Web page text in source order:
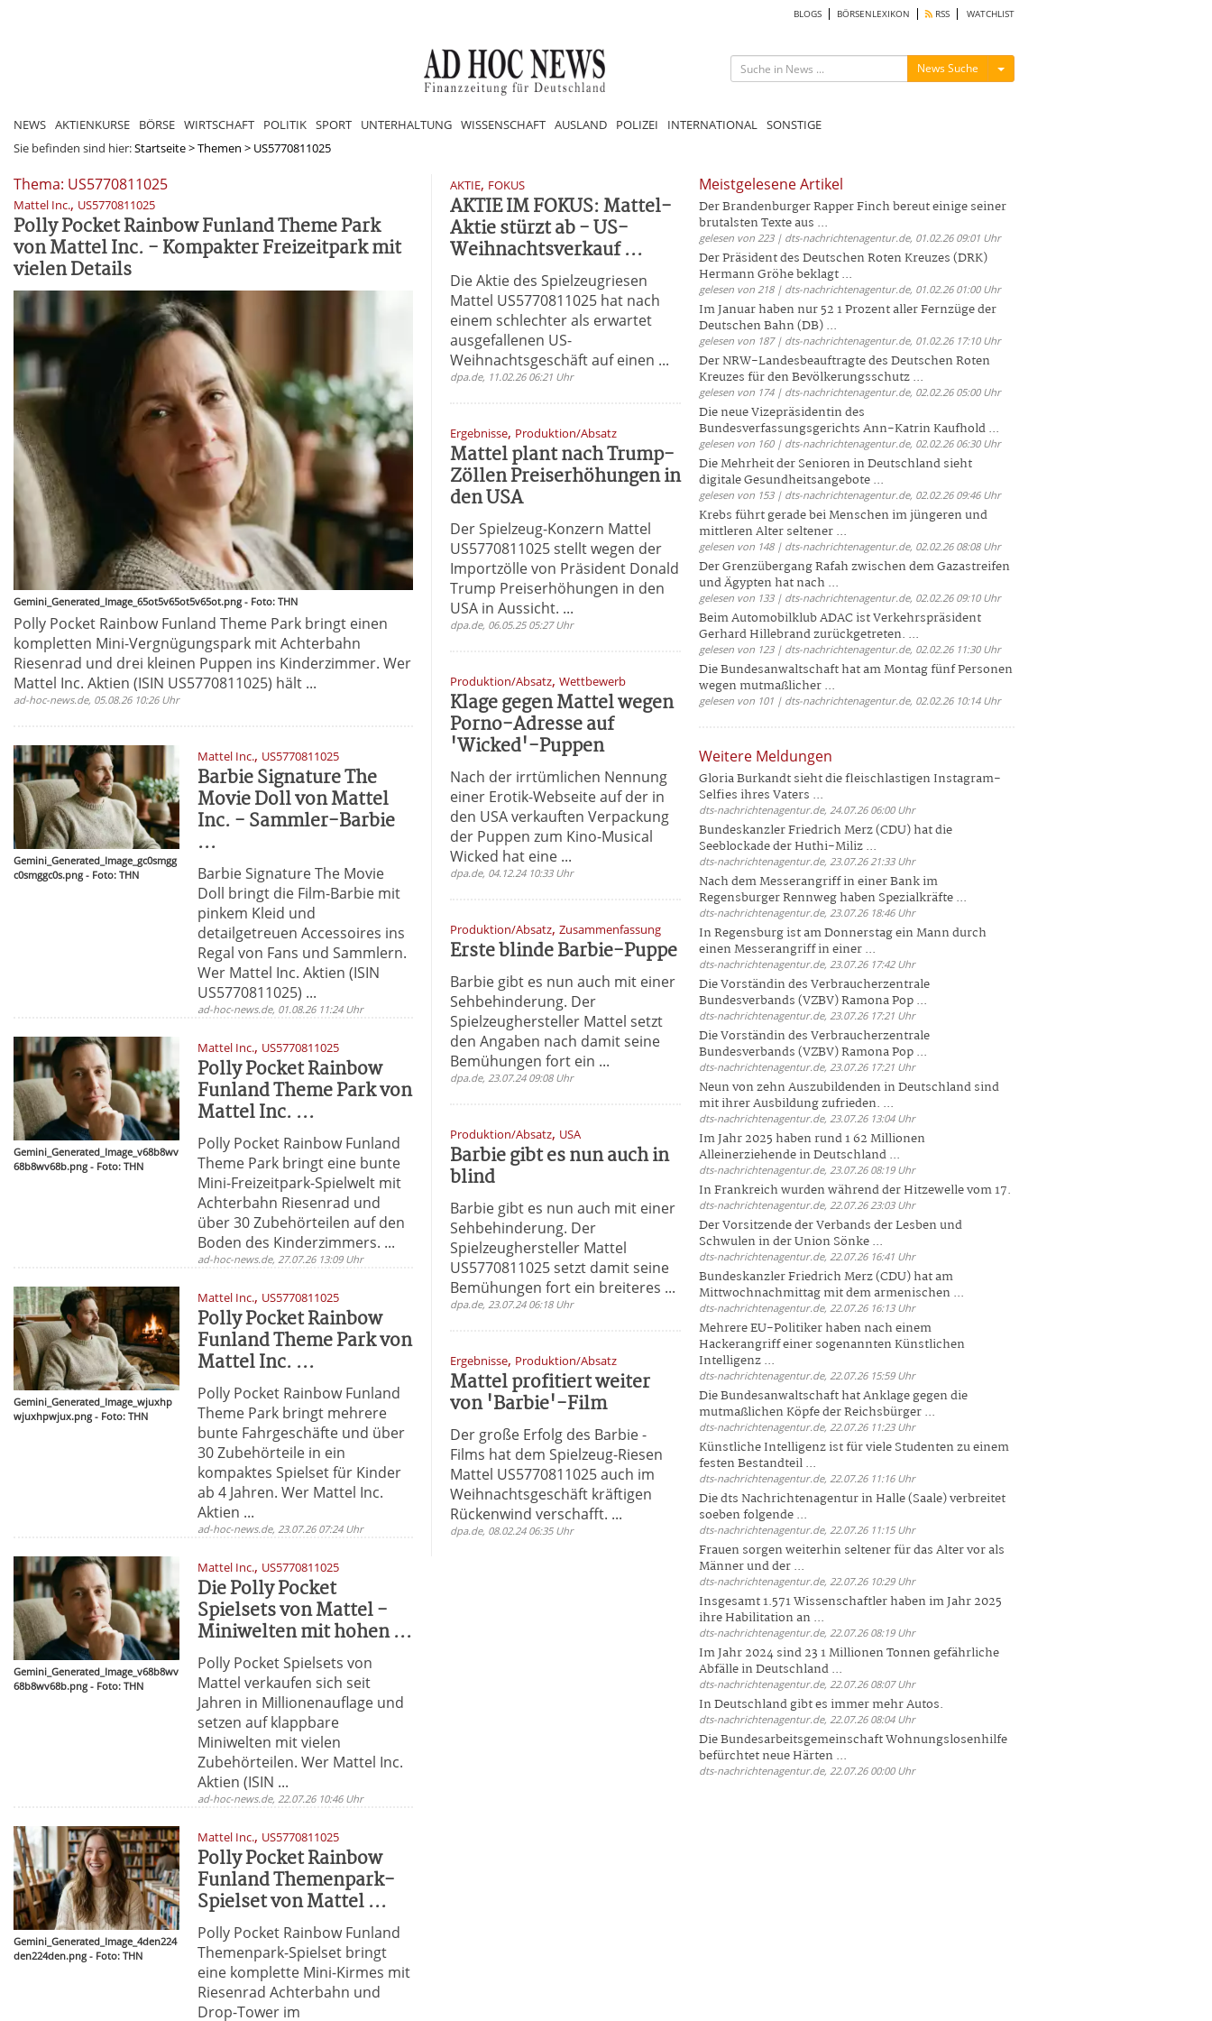
BLOGS BÖRSENLEXIKON RSS WATCHLIST
News Suche Menü ein-/ausblenden
NEWS AKTIENKURSE BÖRSE WIRTSCHAFT POLITIK SPORT UNTERHALTUNG WISSENSCHAFT AUSLAND POLIZEI INTERNATIONAL SONSTIGE
Sie befinden sind hier:Startseite>Themen > US5770811025
Thema: US5770811025
Mattel Inc., US5770811025
Polly Pocket Rainbow Funland Theme Park
von Mattel Inc. - Kompakter Freizeitpark mit
vielen Details
Gemini_Generated_Image_65ot5v65ot5v65ot.png - Foto: THN
Polly Pocket Rainbow Funland Theme Park bringt einen
kompletten Mini-Vergnügungspark mit Achterbahn
Riesenrad und drei kleinen Puppen ins Kinderzimmer. Wer
Mattel Inc. Aktien (ISIN US5770811025) hält ...
ad-hoc-news.de, 05.08.26 10:26 Uhr
Gemini_Generated_Image_gc0smgg
c0smggc0s.png - Foto: THN
Mattel Inc., US5770811025
Barbie Signature The
Movie Doll von Mattel
Inc. - Sammler-Barbie
...
Barbie Signature The Movie
Doll bringt die Film-Barbie mit
pinkem Kleid und
detailgetreuen Accessoires ins
Regal von Fans und Sammlern.
Wer Mattel Inc. Aktien (ISIN
US5770811025) ...
ad-hoc-news.de, 01.08.26 11:24 Uhr
Gemini_Generated_Image_v68b8wv
68b8wv68b.png - Foto: THN
Mattel Inc., US5770811025
Polly Pocket Rainbow
Funland Theme Park von
Mattel Inc. ...
Polly Pocket Rainbow Funland
Theme Park bringt eine bunte
Mini-Freizeitpark-Spielwelt mit
Achterbahn Riesenrad und
über 30 Zubehörteilen auf den
Boden des Kinderzimmers. ...
ad-hoc-news.de, 27.07.26 13:09 Uhr
Gemini_Generated_Image_wjuxhp
wjuxhpwjux.png - Foto: THN
Mattel Inc., US5770811025
Polly Pocket Rainbow
Funland Theme Park von
Mattel Inc. ...
Polly Pocket Rainbow Funland
Theme Park bringt mehrere
bunte Fahrgeschäfte und über
30 Zubehörteile in ein
kompaktes Spielset für Kinder
ab 4 Jahren. Wer Mattel Inc.
Aktien ...
ad-hoc-news.de, 23.07.26 07:24 Uhr
Gemini_Generated_Image_v68b8wv
68b8wv68b.png - Foto: THN
Mattel Inc., US5770811025
Die Polly Pocket
Spielsets von Mattel -
Miniwelten mit hohen ...
Polly Pocket Spielsets von
Mattel verkaufen sich seit
Jahren in Millionenauflage und
setzen auf klappbare
Miniwelten mit vielen
Zubehörteilen. Wer Mattel Inc.
Aktien (ISIN ...
ad-hoc-news.de, 22.07.26 10:46 Uhr
Gemini_Generated_Image_4den224
den224den.png - Foto: THN
Mattel Inc., US5770811025
Polly Pocket Rainbow
Funland Themenpark-
Spielset von Mattel ...
Polly Pocket Rainbow Funland
Themenpark-Spielset bringt
eine komplette Mini-Kirmes mit
Riesenrad Achterbahn und
Drop-Tower im
AKTIE, FOKUS
AKTIE IM FOKUS: Mattel-
Aktie stürzt ab - US-
Weihnachtsverkauf ...
Die Aktie des Spielzeugriesen
Mattel US5770811025 hat nach
einem schlechter als erwartet
ausgefallenen US-
Weihnachtsgeschäft auf einen ...
dpa.de, 11.02.26 06:21 Uhr
Ergebnisse, Produktion/Absatz
Mattel plant nach Trump-
Zöllen Preiserhöhungen in
den USA
Der Spielzeug-Konzern Mattel
US5770811025 stellt wegen der
Importzölle von Präsident Donald
Trump Preiserhöhungen in den
USA in Aussicht. ...
dpa.de, 06.05.25 05:27 Uhr
Produktion/Absatz, Wettbewerb
Klage gegen Mattel wegen
Porno-Adresse auf
'Wicked'-Puppen
Nach der irrtümlichen Nennung
einer Erotik-Webseite auf der in
den USA verkauften Verpackung
der Puppen zum Kino-Musical
Wicked hat eine ...
dpa.de, 04.12.24 10:33 Uhr
Produktion/Absatz, Zusammenfassung
Erste blinde Barbie-Puppe
Barbie gibt es nun auch mit einer
Sehbehinderung. Der
Spielzeughersteller Mattel setzt
den Angaben nach damit seine
Bemühungen fort ein ...
dpa.de, 23.07.24 09:08 Uhr
Produktion/Absatz, USA
Barbie gibt es nun auch in
blind
Barbie gibt es nun auch mit einer
Sehbehinderung. Der
Spielzeughersteller Mattel
US5770811025 setzt damit seine
Bemühungen fort ein breiteres ...
dpa.de, 23.07.24 06:18 Uhr
Ergebnisse, Produktion/Absatz
Mattel profitiert weiter
von 'Barbie'-Film
Der große Erfolg des Barbie -
Films hat dem Spielzeug-Riesen
Mattel US5770811025 auch im
Weihnachtsgeschäft kräftigen
Rückenwind verschafft. ...
dpa.de, 08.02.24 06:35 Uhr
Meistgelesene Artikel
Der Brandenburger Rapper Finch bereut einige seiner
brutalsten Texte aus ...
gelesen von 223 | dts-nachrichtenagentur.de, 01.02.26 09:01 Uhr
Der Präsident des Deutschen Roten Kreuzes (DRK)
Hermann Gröhe beklagt ...
gelesen von 218 | dts-nachrichtenagentur.de, 01.02.26 01:00 Uhr
Im Januar haben nur 52 1 Prozent aller Fernzüge der
Deutschen Bahn (DB) ...
gelesen von 187 | dts-nachrichtenagentur.de, 01.02.26 17:10 Uhr
Der NRW-Landesbeauftragte des Deutschen Roten
Kreuzes für den Bevölkerungsschutz ...
gelesen von 174 | dts-nachrichtenagentur.de, 02.02.26 05:00 Uhr
Die neue Vizepräsidentin des
Bundesverfassungsgerichts Ann-Katrin Kaufhold ...
gelesen von 160 | dts-nachrichtenagentur.de, 02.02.26 06:30 Uhr
Die Mehrheit der Senioren in Deutschland sieht
digitale Gesundheitsangebote ...
gelesen von 153 | dts-nachrichtenagentur.de, 02.02.26 09:46 Uhr
Krebs führt gerade bei Menschen im jüngeren und
mittleren Alter seltener ...
gelesen von 148 | dts-nachrichtenagentur.de, 02.02.26 08:08 Uhr
Der Grenzübergang Rafah zwischen dem Gazastreifen
und Ägypten hat nach ...
gelesen von 133 | dts-nachrichtenagentur.de, 02.02.26 09:10 Uhr
Beim Automobilklub ADAC ist Verkehrspräsident
Gerhard Hillebrand zurückgetreten. ...
gelesen von 123 | dts-nachrichtenagentur.de, 02.02.26 11:30 Uhr
Die Bundesanwaltschaft hat am Montag fünf Personen
wegen mutmaßlicher ...
gelesen von 101 | dts-nachrichtenagentur.de, 02.02.26 10:14 Uhr
Weitere Meldungen
Gloria Burkandt sieht die fleischlastigen Instagram-
Selfies ihres Vaters ...
dts-nachrichtenagentur.de, 24.07.26 06:00 Uhr
Bundeskanzler Friedrich Merz (CDU) hat die
Seeblockade der Huthi-Miliz ...
dts-nachrichtenagentur.de, 23.07.26 21:33 Uhr
Nach dem Messerangriff in einer Bank im
Regensburger Rennweg haben Spezialkräfte ...
dts-nachrichtenagentur.de, 23.07.26 18:46 Uhr
In Regensburg ist am Donnerstag ein Mann durch
einen Messerangriff in einer ...
dts-nachrichtenagentur.de, 23.07.26 17:42 Uhr
Die Vorständin des Verbraucherzentrale
Bundesverbands (VZBV) Ramona Pop ...
dts-nachrichtenagentur.de, 23.07.26 17:21 Uhr
Die Vorständin des Verbraucherzentrale
Bundesverbands (VZBV) Ramona Pop ...
dts-nachrichtenagentur.de, 23.07.26 17:21 Uhr
Neun von zehn Auszubildenden in Deutschland sind
mit ihrer Ausbildung zufrieden. ...
dts-nachrichtenagentur.de, 23.07.26 13:04 Uhr
Im Jahr 2025 haben rund 1 62 Millionen
Alleinerziehende in Deutschland ...
dts-nachrichtenagentur.de, 23.07.26 08:19 Uhr
In Frankreich wurden während der Hitzewelle vom 17.
dts-nachrichtenagentur.de, 22.07.26 23:03 Uhr
Der Vorsitzende der Verbands der Lesben und
Schwulen in der Union Sönke ...
dts-nachrichtenagentur.de, 22.07.26 16:41 Uhr
Bundeskanzler Friedrich Merz (CDU) hat am
Mittwochnachmittag mit dem armenischen ...
dts-nachrichtenagentur.de, 22.07.26 16:13 Uhr
Mehrere EU-Politiker haben nach einem
Hackerangriff einer sogenannten Künstlichen
Intelligenz ...
dts-nachrichtenagentur.de, 22.07.26 15:59 Uhr
Die Bundesanwaltschaft hat Anklage gegen die
mutmaßlichen Köpfe der Reichsbürger ...
dts-nachrichtenagentur.de, 22.07.26 11:23 Uhr
Künstliche Intelligenz ist für viele Studenten zu einem
festen Bestandteil ...
dts-nachrichtenagentur.de, 22.07.26 11:16 Uhr
Die dts Nachrichtenagentur in Halle (Saale) verbreitet
soeben folgende ...
dts-nachrichtenagentur.de, 22.07.26 11:15 Uhr
Frauen sorgen weiterhin seltener für das Alter vor als
Männer und der ...
dts-nachrichtenagentur.de, 22.07.26 10:29 Uhr
Insgesamt 1.571 Wissenschaftler haben im Jahr 2025
ihre Habilitation an ...
dts-nachrichtenagentur.de, 22.07.26 08:19 Uhr
Im Jahr 2024 sind 23 1 Millionen Tonnen gefährliche
Abfälle in Deutschland ...
dts-nachrichtenagentur.de, 22.07.26 08:07 Uhr
In Deutschland gibt es immer mehr Autos.
dts-nachrichtenagentur.de, 22.07.26 08:04 Uhr
Die Bundesarbeitsgemeinschaft Wohnungslosenhilfe
befürchtet neue Härten ...
dts-nachrichtenagentur.de, 22.07.26 00:00 Uhr